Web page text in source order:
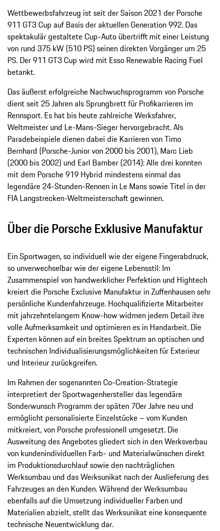
Wettbewerbsfahrzeug ist seit der Saison 2021 der Porsche
911 GT3 Cup auf Basis der aktuellen Generation 992. Das
spektakulär gestaltete Cup-Auto übertrifft mit einer Leistung
von rund 375 kW (510 PS) seinen direkten Vorgänger um 25
PS. Der 911 GT3 Cup wird mit Esso Renewable Racing Fuel
betankt.
Das äußerst erfolgreiche Nachwuchsprogramm von Porsche
dient seit 25 Jahren als Sprungbrett für Profikarrieren im
Rennsport. Es hat bis heute zahlreiche Werksfahrer,
Weltmeister und Le-Mans-Sieger hervorgebracht. Als
Paradebeispiele dienen dabei die Karrieren von Timo
Bernhard (Porsche-Junior von 2000 bis 2001), Marc Lieb
(2000 bis 2002) und Earl Bamber (2014): Alle drei konnten
mit dem Porsche 919 Hybrid mindestens einmal das
legendäre 24-Stunden-Rennen in Le Mans sowie Titel in der
FIA Langstrecken-Weltmeisterschaft gewinnen.
Über die Porsche Exklusive Manufaktur
Ein Sportwagen, so individuell wie der eigene Fingerabdruck,
so unverwechselbar wie der eigene Lebensstil: Im
Zusammenspiel von handwerklicher Perfektion und Hightech
kreiert die Porsche Exclusive Manufaktur in Zuffenhausen sehr
persönliche Kundenfahrzeuge. Hochqualifizierte Mitarbeiter
mit jahrzehntelangem Know-how widmen jedem Detail ihre
volle Aufmerksamkeit und optimieren es in Handarbeit. Die
Experten können auf ein breites Spektrum an optischen und
technischen Individualisierungsmöglichkeiten für Exterieur
und Interieur zurückgreifen.
Im Rahmen der sogenannten Co-Creation-Strategie
interpretiert der Sportwagenhersteller das legendäre
Sonderwunsch Programm der späten 70er Jahre neu und
ermöglicht personalisierte Einzelstücke – vom Kunden
mitkreiert, von Porsche professionell umgesetzt. Die
Ausweitung des Angebotes gliedert sich in den Werksverbau
von kundenindividuellen Farb- und Materialwünschen direkt
im Produktionsdurchlauf sowie den nachträglichen
Werksumbau und das Werksunikat nach der Auslieferung des
Fahrzeuges an den Kunden. Während der Werksumbau
ebenfalls auf die Umsetzung individueller Farben und
Materialien abzielt, stellt das Werksunikat eine konsequente
technische Neuentwicklung dar.